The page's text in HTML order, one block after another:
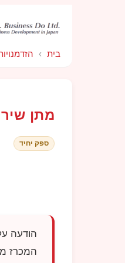
בית ›
מתן
ספק יחיד
הודעה על
המכרז